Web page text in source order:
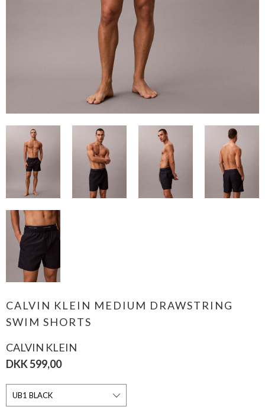
CALVIN KLEIN MEDIUM DRAWSTRING
SWIM SHORTS
CALVIN KLEIN
DKK 599,00